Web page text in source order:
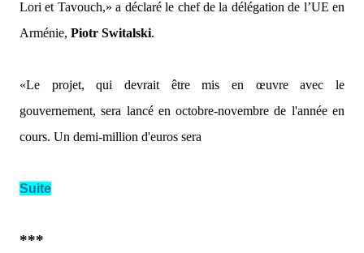
Lori et Tavouch,» a déclaré le chef de la délégation de l’UE en
Arménie, Piotr Switalski.
«Le projet, qui devrait être mis en œuvre avec le
gouvernement, sera lancé en octobre-novembre de l'année en
cours. Un demi-million d'euros sera
Suite
***